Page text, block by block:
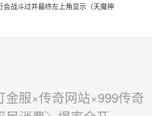
战斗过并最终左上角显示（天魔神
服×传奇网站×999传奇